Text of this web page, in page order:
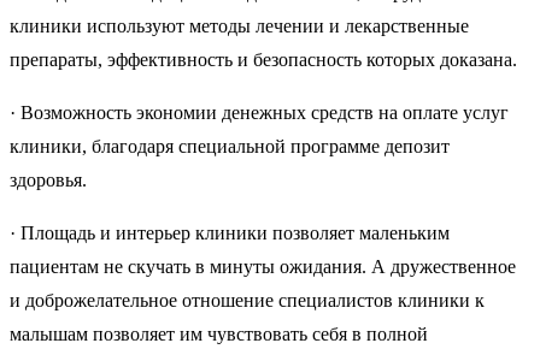
клиники используют методы лечении и лекарственные
препараты, эффективность и безопасность которых доказана.
· Возможность экономии денежных средств на оплате услуг
клиники, благодаря специальной программе депозит
здоровья.
· Площадь и интерьер клиники позволяет маленьким
пациентам не скучать в минуты ожидания. А дружественное
и доброжелательное отношение специалистов клиники к
малышам позволяет им чувствовать себя в полной